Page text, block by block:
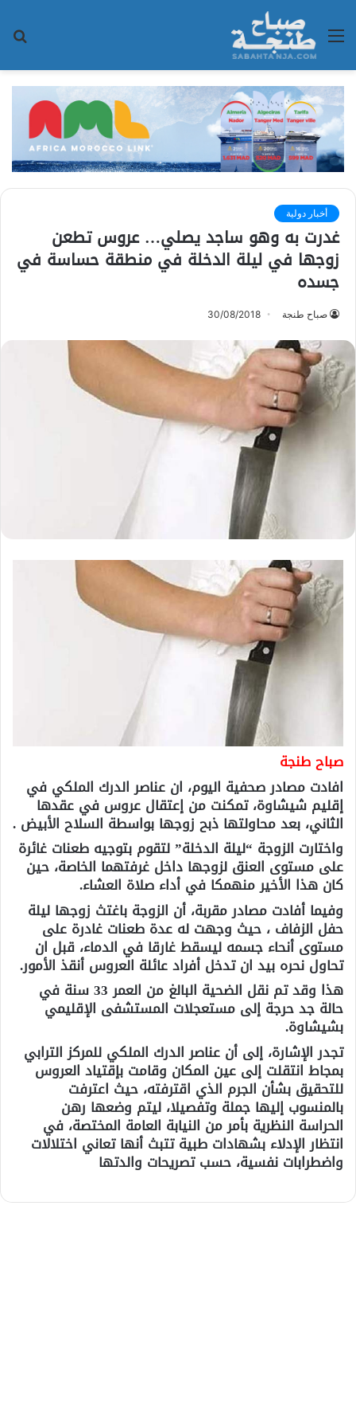
القائمة
أخبار دولية
غدرت به وهو ساجد يصلي… عروس تطعن
زوجها في ليلة الدخلة في منطقة حساسة في
جسده
صباح طنجة 30/08/2018
صباح طنجة
افادت مصادر صحفية اليوم، ان عناصر الدرك الملكي في
إقليم شيشاوة، تمكنت من إعتقال عروس في عقدها
الثاني، بعد محاولتها ذبح زوجها بواسطة السلاح الأبيض .
واختارت الزوجة “ليلة الدخلة” لتقوم بتوجيه طعنات غائرة
على مستوى العنق لزوجها داخل غرفتهما الخاصة، حين
كان هذا الأخير منهمكا في أداء صلاة العشاء.
وفيما أفادت مصادر مقربة، أن الزوجة باغتث زوجها ليلة
حفل الزفاف ، حيث وجهت له عدة طعنات غادرة على
مستوى أنحاء جسمه ليسقط غارقا في الدماء، قبل ان
تحاول نحره بيد ان تدخل أفراد عائلة العروس أنقذ الأمور.
هذا وقد تم نقل الضحية البالغ من العمر 33 سنة في
حالة جد حرجة إلى مستعجلات المستشفى الإقليمي
بشيشاوة.
تجدر الإشارة، إلى أن عناصر الدرك الملكي للمركز الترابي
بمجاط انتقلت إلى عين المكان وقامت بإقتياد العروس
للتحقيق بشأن الجرم الذي اقترفته، حيث اعترفت
بالمنسوب إليها جملة وتفصيلا، ليتم وضعها رهن
الحراسة النظرية بأمر من النيابة العامة المختصة، في
انتظار الإدلاء بشهادات طبية تتبث أنها تعاني اختلالات
واضطرابات نفسية، حسب تصريحات والدتها